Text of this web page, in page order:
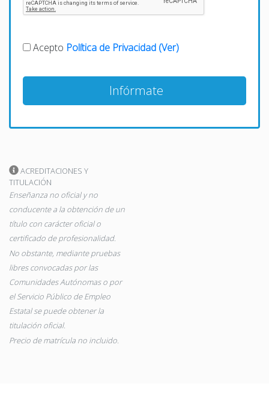
Acepto Política de Privacidad (Ver)
Infórmate
ACREDITACIONES Y
TITULACIÓN
Enseñanza no oficial y no
conducente a la obtención de un
título con carácter oficial o
certificado de profesionalidad.
No obstante, mediante pruebas
libres convocadas por las
Comunidades Autónomas o por
el Servicio Público de Empleo
Estatal se puede obtener la
titulación oficial.
Precio de matrícula no incluido.